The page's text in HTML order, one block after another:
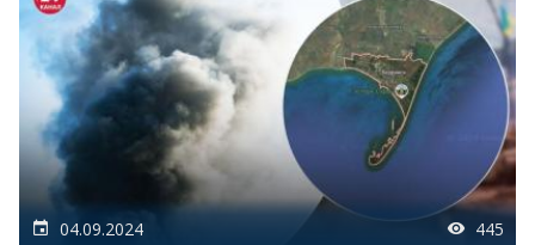
04.09.2024 445